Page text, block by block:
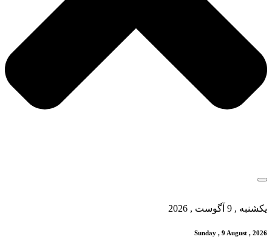
یکشنبه , 9 آگوست , 2026
Sunday , 9 August , 2026